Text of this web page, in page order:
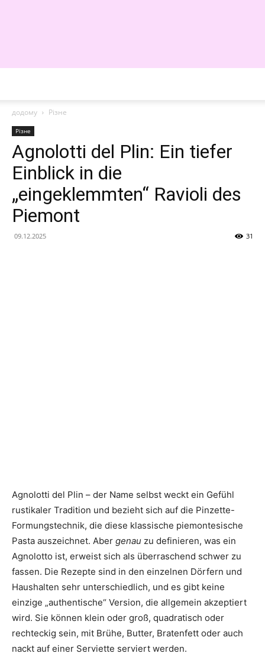
додому
Різне
Різне
Agnolotti del Plin: Ein tiefer
Einblick in die
„eingeklemmten“ Ravioli des
Piemont
09.12.2025 31
Agnolotti del Plin – der Name selbst weckt ein Gefühl
rustikaler Tradition und bezieht sich auf die Pinzette-
Formungstechnik, die diese klassische piemontesische
Pasta auszeichnet. Aber genau zu definieren, was ein
Agnolotto ist, erweist sich als überraschend schwer zu
fassen. Die Rezepte sind in den einzelnen Dörfern und
Haushalten sehr unterschiedlich, und es gibt keine
einzige „authentische“ Version, die allgemein akzeptiert
wird. Sie können klein oder groß, quadratisch oder
rechteckig sein, mit Brühe, Butter, Bratenfett oder auch
nackt auf einer Serviette serviert werden.